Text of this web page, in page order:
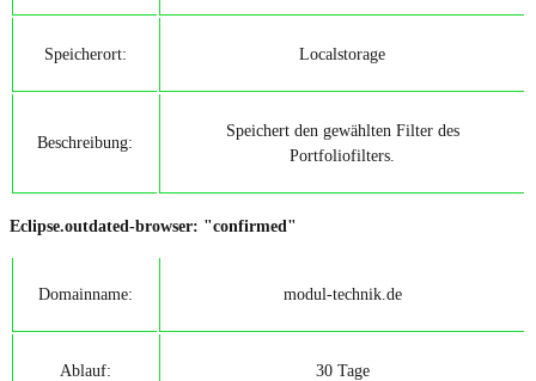
Speicherort: Localstorage
Beschreibung:
Speichert den gewählten Filter des
Portfoliofilters.
Eclipse.outdated-browser: "confirmed"
Domainname: modul-technik.de
Ablauf: 30 Tage